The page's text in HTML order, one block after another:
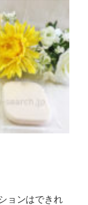
ョンはできれ